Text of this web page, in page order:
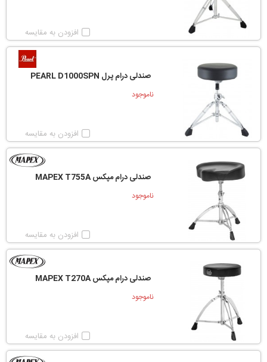
افزودن به مقایسه
صندلی درام پرل PEARL D1000SPN
ناموجود
افزودن به مقایسه
صندلی درام مپکس MAPEX T755A
ناموجود
افزودن به مقایسه
صندلی درام مپکس MAPEX T270A
ناموجود
افزودن به مقایسه